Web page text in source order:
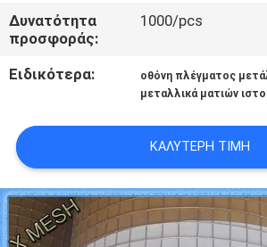
ΖΗΤΉΣΤΕ
ΈΝΑ
ΑΠΌΣΠΑΣΜΑ
SITEMAP
PRIVACY
POLICY
Δυνατότητα
προσφοράς:
1000/pcs
Ειδικότερα: οθόνη πλέγματος
μεταλλικά ματιών
ΚΑΛΎΤΕΡΗ ΤΙΜΉ